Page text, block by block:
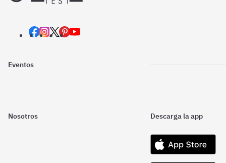
Eventos
Nosotros Descarga la app